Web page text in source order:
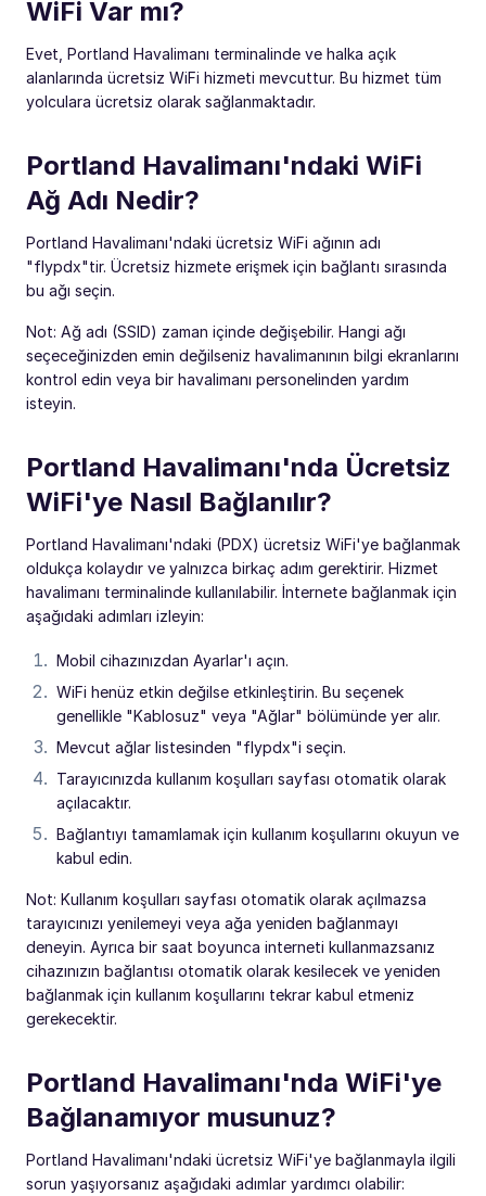
WiFi Var mı?
Evet, Portland Havalimanı terminalinde ve halka açık
alanlarında ücretsiz WiFi hizmeti mevcuttur. Bu hizmet tüm
yolculara ücretsiz olarak sağlanmaktadır.
Portland Havalimanı'ndaki WiFi
Ağ Adı Nedir?
Portland Havalimanı'ndaki ücretsiz WiFi ağının adı
"flypdx"tir. Ücretsiz hizmete erişmek için bağlantı sırasında
bu ağı seçin.
Not: Ağ adı (SSID) zaman içinde değişebilir. Hangi ağı
seçeceğinizden emin değilseniz havalimanının bilgi ekranlarını
kontrol edin veya bir havalimanı personelinden yardım
isteyin.
Portland Havalimanı'nda Ücretsiz
WiFi'ye Nasıl Bağlanılır?
Portland Havalimanı'ndaki (PDX) ücretsiz WiFi'ye bağlanmak
oldukça kolaydır ve yalnızca birkaç adım gerektirir. Hizmet
havalimanı terminalinde kullanılabilir. İnternete bağlanmak için
aşağıdaki adımları izleyin:
Mobil cihazınızdan Ayarlar'ı açın.
WiFi henüz etkin değilse etkinleştirin. Bu seçenek
genellikle "Kablosuz" veya "Ağlar" bölümünde yer alır.
Mevcut ağlar listesinden "flypdx"i seçin.
Tarayıcınızda kullanım koşulları sayfası otomatik olarak
açılacaktır.
Bağlantıyı tamamlamak için kullanım koşullarını okuyun ve
kabul edin.
Not: Kullanım koşulları sayfası otomatik olarak açılmazsa
tarayıcınızı yenilemeyi veya ağa yeniden bağlanmayı
deneyin. Ayrıca bir saat boyunca interneti kullanmazsanız
cihazınızın bağlantısı otomatik olarak kesilecek ve yeniden
bağlanmak için kullanım koşullarını tekrar kabul etmeniz
gerekecektir.
Portland Havalimanı'nda WiFi'ye
Bağlanamıyor musunuz?
Portland Havalimanı'ndaki ücretsiz WiFi'ye bağlanmayla ilgili
sorun yaşıyorsanız aşağıdaki adımlar yardımcı olabilir: